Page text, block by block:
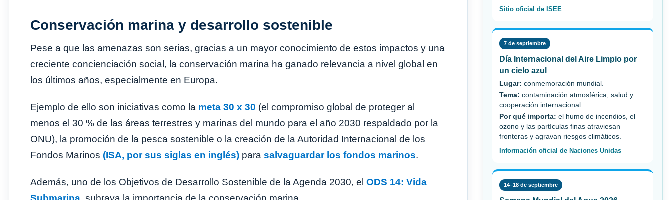
Conservación marina y desarrollo sostenible
Pese a que las amenazas son serias, gracias a un mayor conocimiento de estos impactos y una
creciente concienciación social, la conservación marina ha ganado relevancia a nivel global en
los últimos años, especialmente en Europa.
Ejemplo de ello son iniciativas como la meta 30 x 30 (el compromiso global de proteger al
menos el 30 % de las áreas terrestres y marinas del mundo para el año 2030 respaldado por la
ONU), la promoción de la pesca sostenible o la creación de la Autoridad Internacional de los
Fondos Marinos (ISA, por sus siglas en inglés) para salvaguardar los fondos marinos.
Además, uno de los Objetivos de Desarrollo Sostenible de la Agenda 2030, el ODS 14: Vida
Sitio oficial de ISEE
7 de septiembre
Día Internacional del Aire Limpio por
un cielo azul
Lugar: conmemoración mundial.
Tema: contaminación atmosférica, salud y
cooperación internacional.
Por qué importa: el humo de incendios, el
ozono y las partículas finas atraviesan
fronteras y agravan riesgos climáticos.
Información oficial de Naciones Unidas
14–18 de septiembre